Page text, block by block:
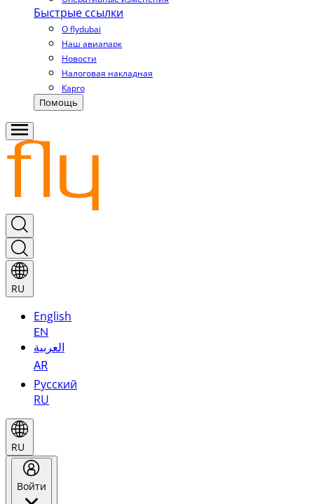
Быстрые ссылки
О flydubai
Наш авиапарк
Новости
Налоговая накладная
Карго
Помощь
RU
English
EN
العربية
AR
Русский
RU
RU
Войти